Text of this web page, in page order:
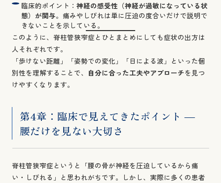
臨床的ポイント：神経の感受性（神経が過敏になっている状
態）が関与。痛みやしびれは単に圧迫の度合いだけで説明で
きないことを示している。
このように、脊柱管狭窄症とひとまとめにしても症状の出方は
人それぞれです。
「歩けない距離」「姿勢での変化」「日による波」といった個
別性を理解することで、 自分に合った工夫やアプローチを見つ
けやすくなります。
第4章：臨床で見えてきたポイント ―
腰だけを見ない大切さ
脊柱管狭窄症というと「腰の骨が神経を圧迫しているから痛
い・しびれる」と思われがちです。しかし、実際に多くの患者